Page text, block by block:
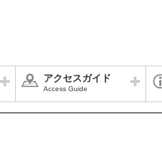
アクセスガイド
Access Guide